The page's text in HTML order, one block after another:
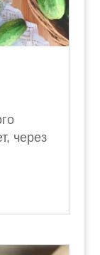
через